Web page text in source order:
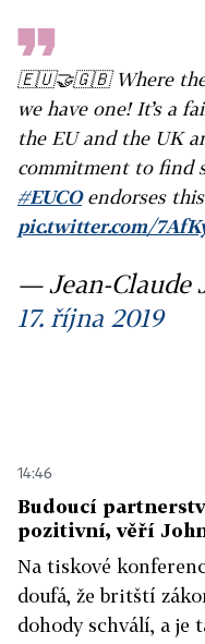
🇪🇺🤝🇬🇧 Where
we have one! It’s a
the EU and the UK
commitment to find
#EUCOendorses
pic.twitter.com/
— Jean-Claude
17. října 2019
14:46
Budoucí
pozitivní, věří
Na tiskové
doufá, že britští
dohody schválí, a je